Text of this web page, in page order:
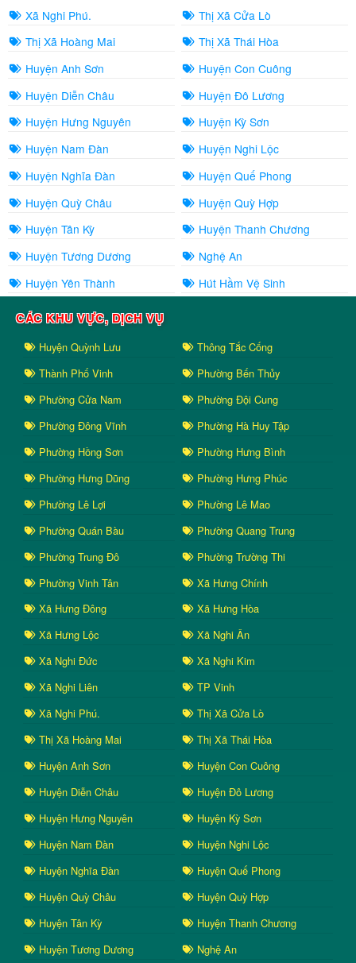
Xã Nghi Phú.
Thị Xã Cửa Lò
Thị Xã Hoàng Mai
Thị Xã Thái Hòa
Huyện Anh Sơn
Huyện Con Cuông
Huyện Diễn Châu
Huyện Đô Lương
Huyện Hưng Nguyên
Huyện Kỳ Sơn
Huyện Nam Đàn
Huyện Nghi Lộc
Huyện Nghĩa Đàn
Huyện Quế Phong
Huyện Quỳ Châu
Huyện Quỳ Hợp
Huyện Tân Kỳ
Huyện Thanh Chương
Huyện Tương Dương
Nghệ An
Huyện Yên Thành
Hút Hầm Vệ Sinh
CÁC KHU VỰC, DỊCH VỤ
Huyện Quỳnh Lưu
Thông Tắc Cống
Thành Phố Vinh
Phường Bến Thủy
Phường Cửa Nam
Phường Đội Cung
Phường Đông Vĩnh
Phường Hà Huy Tập
Phường Hồng Sơn
Phường Hưng Bình
Phường Hưng Dũng
Phường Hưng Phúc
Phường Lê Lợi
Phường Lê Mao
Phường Quán Bàu
Phường Quang Trung
Phường Trung Đô
Phường Trường Thi
Phường Vinh Tân
Xã Hưng Chính
Xã Hưng Đông
Xã Hưng Hòa
Xã Hưng Lộc
Xã Nghi Ân
Xã Nghi Đức
Xã Nghi Kim
Xã Nghi Liên
TP Vinh
Xã Nghi Phú.
Thị Xã Cửa Lò
Thị Xã Hoàng Mai
Thị Xã Thái Hòa
Huyện Anh Sơn
Huyện Con Cuông
Huyện Diễn Châu
Huyện Đô Lương
Huyện Hưng Nguyên
Huyện Kỳ Sơn
Huyện Nam Đàn
Huyện Nghi Lộc
Huyện Nghĩa Đàn
Huyện Quế Phong
Huyện Quỳ Châu
Huyện Quỳ Hợp
Huyện Tân Kỳ
Huyện Thanh Chương
Huyện Tương Dương
Nghệ An